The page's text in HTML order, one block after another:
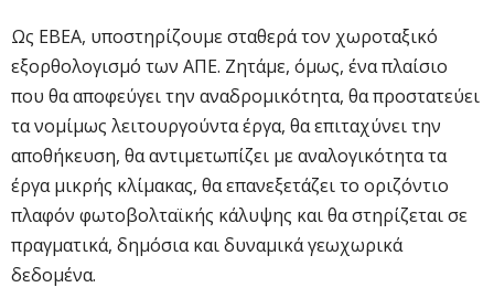
Ως ΕΒΕΑ, υποστηρίζουμε σταθερά τον χωροταξικό
εξορθολογισμό των ΑΠΕ. Ζητάμε, όμως, ένα πλαίσιο
που θα αποφεύγει την αναδρομικότητα, θα προστατεύει
τα νομίμως λειτουργούντα έργα, θα επιταχύνει την
αποθήκευση, θα αντιμετωπίζει με αναλογικότητα τα
έργα μικρής κλίμακας, θα επανεξετάζει το οριζόντιο
πλαφόν φωτοβολταϊκής κάλυψης και θα στηρίζεται σε
πραγματικά, δημόσια και δυναμικά γεωχωρικά
δεδομένα.